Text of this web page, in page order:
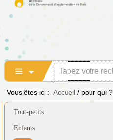
Vous êtes ici : Accueil / pour qui ?
Tout-petits
Enfants